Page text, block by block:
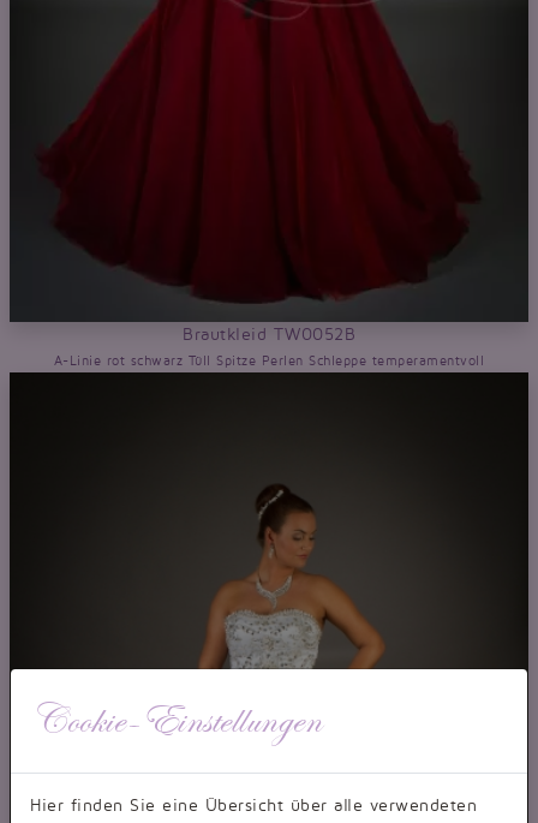
Brautkleid TW0052B
A-Linie rot schwarz Tüll Spitze Perlen Schleppe temperamentvoll
Cookie-Einstellungen
Hier finden Sie eine Übersicht über alle verwendeten